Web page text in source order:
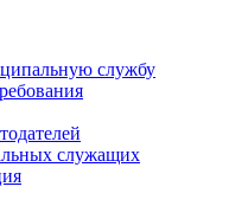
службу
служащих